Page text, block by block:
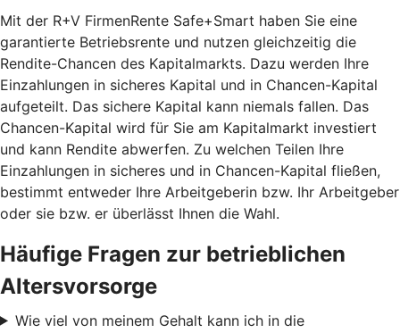
Mit der R+V FirmenRente Safe+Smart haben Sie eine
garantierte Betriebsrente und nutzen gleichzeitig die
Rendite-Chancen des Kapitalmarkts. Dazu werden Ihre
Einzahlungen in sicheres Kapital und in Chancen-Kapital
aufgeteilt. Das sichere Kapital kann niemals fallen. Das
Chancen-Kapital wird für Sie am Kapitalmarkt investiert
und kann Rendite abwerfen. Zu welchen Teilen Ihre
Einzahlungen in sicheres und in Chancen-Kapital fließen,
bestimmt entweder Ihre Arbeitgeberin bzw. Ihr Arbeitgeber
oder sie bzw. er überlässt Ihnen die Wahl.
Häufige Fragen zur betrieblichen
Altersvorsorge
Wie viel von meinem Gehalt kann ich in die